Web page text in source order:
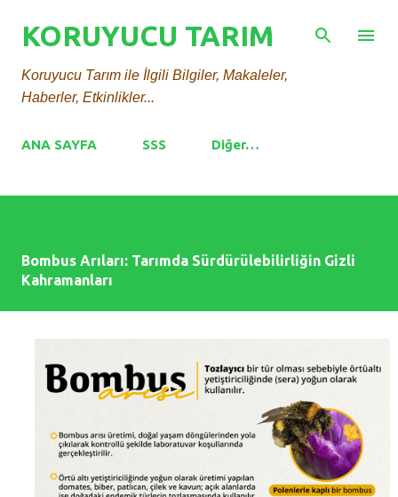
KORUYUCU TARIM
Koruyucu Tarım ile İlgili Bilgiler, Makaleler,
Haberler, Etkinlikler...
ANA SAYFA SSS Diğer…
Bombus Arıları: Tarımda Sürdürülebilirliğin Gizli
Kahramanları